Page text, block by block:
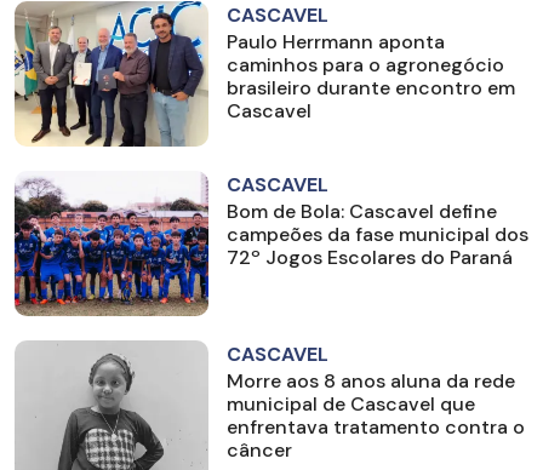
CASCAVEL
Paulo Herrmann aponta
caminhos para o agronegócio
brasileiro durante encontro em
Cascavel
CASCAVEL
Bom de Bola: Cascavel define
campeões da fase municipal dos
72º Jogos Escolares do Paraná
CASCAVEL
Morre aos 8 anos aluna da rede
municipal de Cascavel que
enfrentava tratamento contra o
câncer